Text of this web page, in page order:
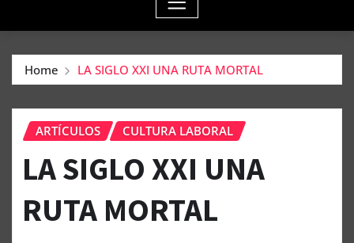
Home LA SIGLO XXI UNA RUTA MORTAL
ARTÍCULOS CULTURA LABORAL
LA SIGLO XXI UNA
RUTA MORTAL